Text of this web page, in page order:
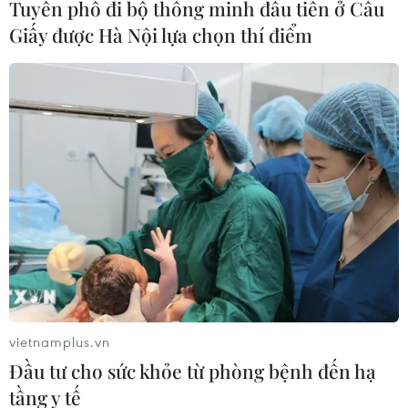
phát triển bền vững
Phát biểu của Tổng Bí thư, Chủ tịch nước tại
cuộc họp Thường trực BCĐ tổng kết 100 năm
Đảng lãnh đạo cách mạng Việt Nam
Đổi mới mô hình phát triển đất nước dựa trên
khoa học-công nghệ, đổi mới sáng tạo
Việt Nam thông tin về thành tựu sau 40 năm Đổi
mới tới truyền thông Hy Lạp
TIN LIÊN QUAN
Tuyến phố đi bộ thông minh đầu tiên ở Cầu
Giấy được Hà Nội lựa chọn thí điểm
vietnamplus.vn
Đầu tư cho sức khỏe từ phòng bệnh đến hạ
tầng y tế